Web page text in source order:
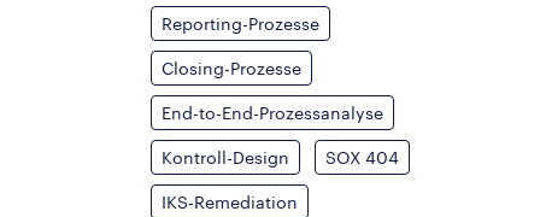
Reporting-Prozesse
Closing-Prozesse
End-to-End-Prozessanalyse
Kontroll-Design SOX 404
IKS-Remediation